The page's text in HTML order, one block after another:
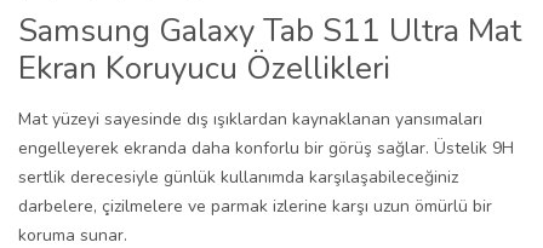
Samsung Galaxy Tab S11 Ultra Mat
Ekran Koruyucu Özellikleri
Mat yüzeyi sayesinde dış ışıklardan kaynaklanan yansımaları
engelleyerek ekranda daha konforlu bir görüş sağlar. Üstelik 9H
sertlik derecesiyle günlük kullanımda karşılaşabileceğiniz
darbelere, çizilmelere ve parmak izlerine karşı uzun ömürlü bir
koruma sunar.